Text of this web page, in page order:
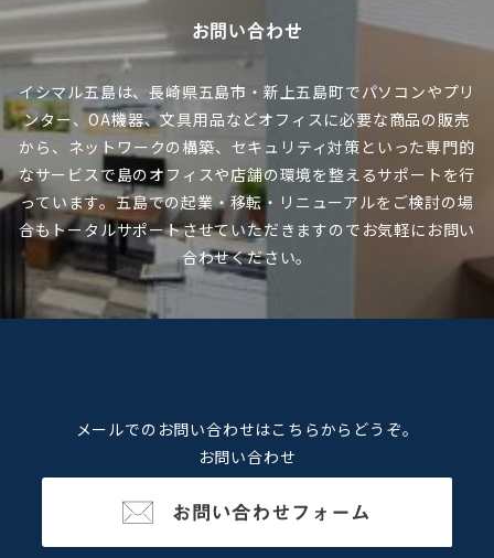
お問い合わせ
イシマル五島は、長崎県五島市・新上五島町でパソコンやプリ
ンター、OA機器、文具用品などオフィスに必要な商品の販売
から、ネットワークの構築、セキュリティ対策といった専門的
なサービスで島のオフィスや店舗の環境を整えるサポートを行
っています。五島での起業・移転・リニューアルをご検討の場
合も トータルサポートさせていただきますのでお気軽にお問い
合わせください。
メールでのお問い合わせはこちらからどうぞ。
お問い合わせ